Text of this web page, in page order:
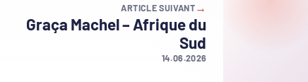
→
ARTICLE SUIVANT
Graça Machel – Afrique du
Sud
14.06.2026